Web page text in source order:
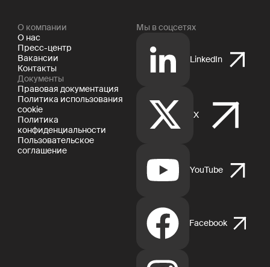
О компании
О нас
Пресс-центр
Вакансии
Контакты
Документы
Правовая документация
Политика использования
cookie
Политика
конфиденциальности
Пользовательское
соглашение
Мы в соцсетях
LinkedIn
X
YouTube
Facebook